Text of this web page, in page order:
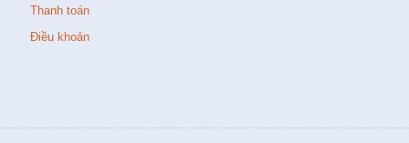
Thanh toán
Điều khoản